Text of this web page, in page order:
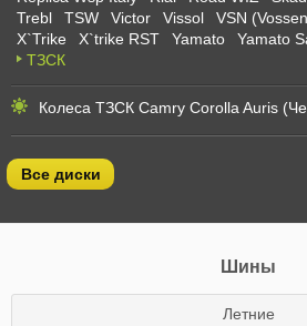
Trebl
TSW Victor Vissol VSN
X`Trike
X`trike RST Yamato Yamato
ТЗСК
Колеса ТЗСК Camry Corolla Auris
Все диски
Шины
Летние